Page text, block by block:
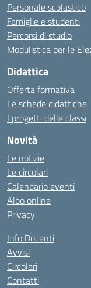
Personale scolastico
Famiglie e studenti
Percorsi di studio
Modulistica per le
Didattica
Offerta formativa
Le schede didattiche
I progetti delle classi
Novità
Le notizie
Le circolari
Calendario eventi
Albo online
Privacy
Info Docenti
Avvisi
Circolari
Contatti